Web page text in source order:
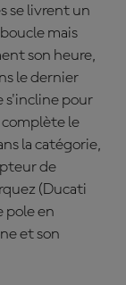
se livrent un
mais
son heure,
le dernier
s'incline pour
complète le
la catégorie,
de
(Ducati
pole en
et son